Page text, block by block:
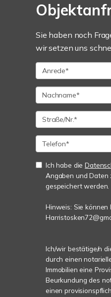
Sie haben noch
wir setzen uns
Ich habe die
Angaben und
gespeichert werden.
Hinweis: Sie
Ich/wir bestätige/n
durch einen
Immobilien eine
Beurkundung des
einen